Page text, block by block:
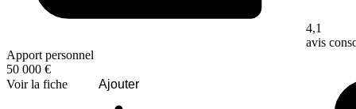
Apport personnel
50 000 €
Voir la fiche
Ajouter
4,1
avis